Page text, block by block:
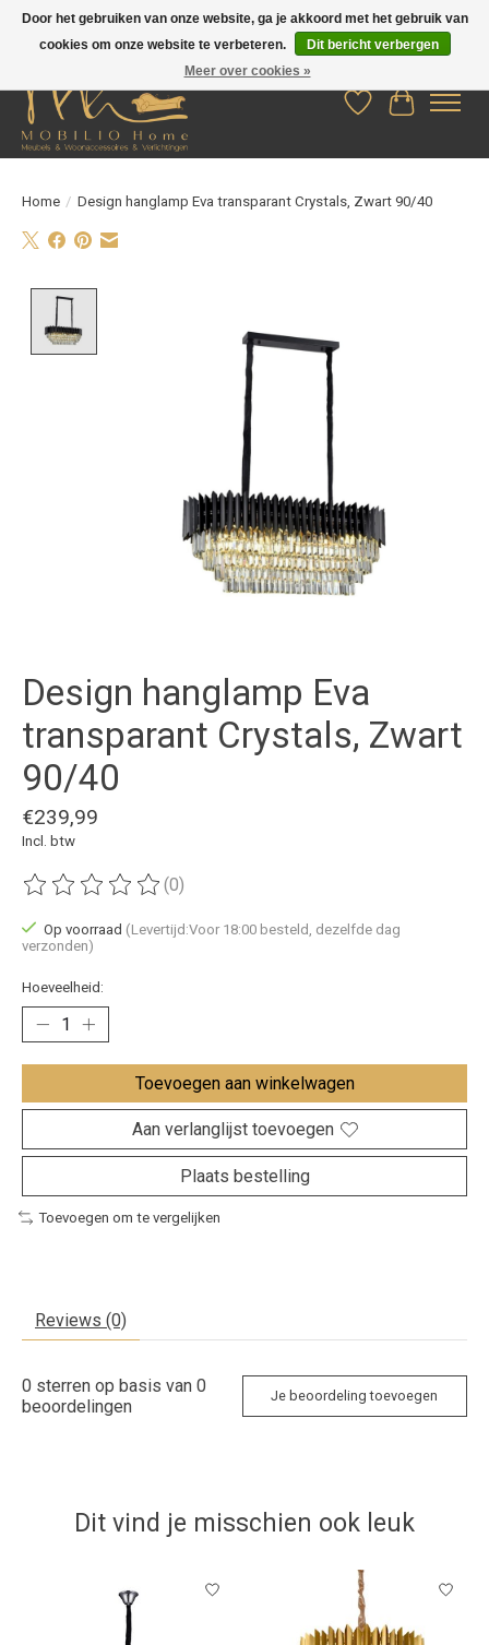
Verlanglijst
Home / Design hanglamp Eva transparant Crystals, Zwart 90/40
Design hanglamp Eva
transparant Crystals, Zwart
90/40
€239,99
Incl. btw
De beoordeling van dit product is
(0)
Op voorraad (Levertijd:Voor 18:00 besteld, dezelfde dag
verzonden)
Hoeveelheid:
Toevoegen aan winkelwagen
Aan verlanglijst toevoegen
Plaats bestelling
Toevoegen om te vergelijken
Reviews (0)
0 sterren op basis van 0
beoordelingen
Je beoordeling toevoegen
Dit vind je misschien ook leuk
Items van productcarrousel
Door het gebruiken van onze website, ga je akkoord met het gebruik van
cookies om onze website te verbeteren.
Dit bericht verbergen
Meer over cookies »